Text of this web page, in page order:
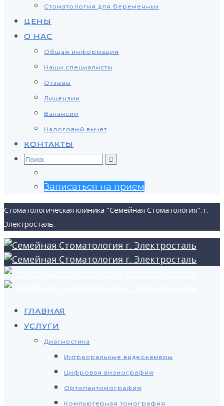
Стоматология для беременных
ЦЕНЫ
О НАС
Общая информация
Наши специалисты
Отзывы
Лицензии
Вакансии
Налоговый вычет
КОНТАКТЫ
Search
for:
Записаться на прием
Стоматологическая клиника "Семейная Стоматология". г.
Электросталь.
ГЛАВНАЯ
УСЛУГИ
Диагностика
Интраоральные видеокамеры
Цифровая визиография
Ортопантомография
Компьютерная томография